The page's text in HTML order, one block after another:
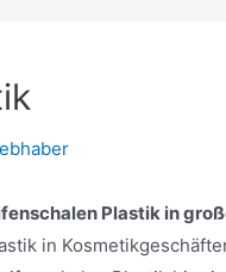
Plastik in
in